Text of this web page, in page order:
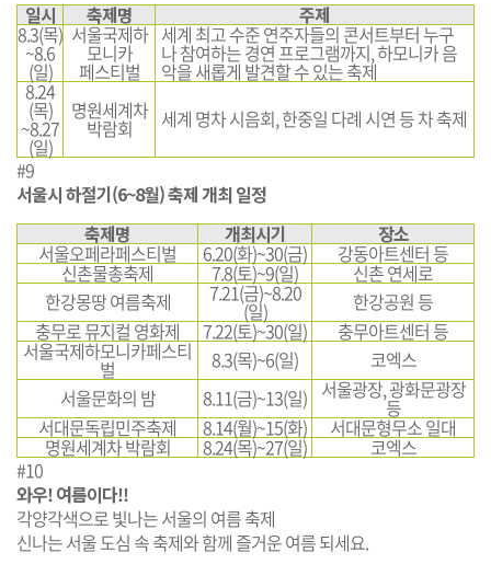
일시
축제명 주제
8.3(목)
~8.6
(일)
서울국제하
모니카
페스티벌
세계 최고 수준 연주자들의 콘서트부터 누구
나 참여하는 경연 프로그램까지, 하모니카 음
악을 새롭게 발견할 수 있는 축제
8.24
(목)
~8.27
(일)
명원세계차
박람회
세계 명차 시음회, 한중일 다례 시연 등 차 축제
#9
서울시 하절기(6~8월) 축제 개최 일정
축제명
개최시기 장소
서울오페라페스티벌 6.20(화)~30(금) 강동아트센터 등
신촌물총축제 7.8(토)~9(일)
신촌 연세로
한강몽땅 여름축제
7.21(금)~8.20
(일)
한강공원 등
충무로 뮤지컬 영화제
7.22(토)~30(일) 충무아트센터 등
서울국제하모니카페스티
벌 8.3(목)~6(일)
코엑스
서울문화의 밤
8.11(금)~13(일) 서울광장, 광화문광장
등
서대문독립민주축제 8.14(월)~15(화) 서대문형무소 일대
명원세계차 박람회 8.24(목)~27(일)
코엑스
#10
와우! 여름이다!!
각양각색으로 빛나는 서울의 여름 축제
신나는 서울 도심 속 축제와 함께 즐거운 여름 되세요.